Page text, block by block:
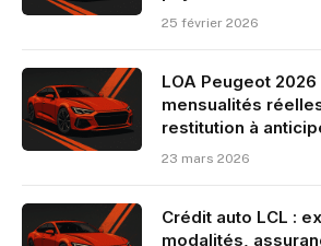
25 février 2026
LOA Peugeot
mensualités
restitution à
23 mars 2026
Crédit auto LCL :
modalités,